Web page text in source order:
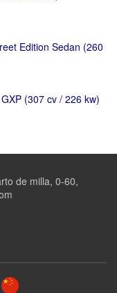
Edition Sedan (260
(307 cv / 226 kw)
de milla, 0-60,